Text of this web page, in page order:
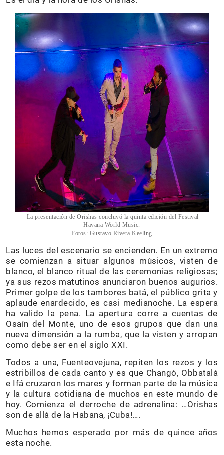
La presentación de Orishas concluyó la quinta edición del Festival
Havana World Music.
Fotos: Gustavo Rivera Keeling
Las luces del escenario se encienden. En un extremo
se comienzan a situar algunos músicos, visten de
blanco, el blanco ritual de las ceremonias religiosas;
ya sus rezos matutinos anunciaron buenos augurios.
Primer golpe de los tambores batá, el público grita y
aplaude enardecido, es casi medianoche. La espera
ha valido la pena. La apertura corre a cuentas de
Osaín del Monte, uno de esos grupos que dan una
nueva dimensión a la rumba, que la visten y arropan
como debe ser en el siglo XXI.
Todos a una, Fuenteovejuna, repiten los rezos y los
estribillos de cada canto y es que Changó, Obbatalá
e Ifá cruzaron los mares y forman parte de la música
y la cultura cotidiana de muchos en este mundo de
hoy. Comienza el derroche de adrenalina: …Orishas
son de allá de la Habana, ¡Cuba!….
Muchos hemos esperado por más de quince años
esta noche.